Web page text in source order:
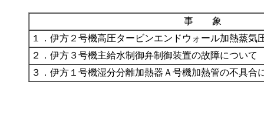
事 象
１． 伊方２号機高圧タービンエンドウォール加熱蒸気
２． 伊方３号機主給水制御弁制御装置の故障について
３． 伊方１号機湿分分離加熱器Ａ号機加熱管の不具合